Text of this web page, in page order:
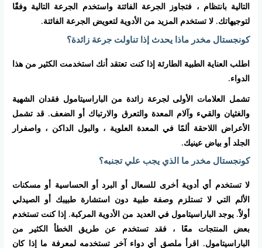
التالية بانتظام ، فتجاوز الجرعة الفائتة واستخدم الجرعة التالية وفقًا
لتوجيهاتك. لا تستخدم المزيد من الأدوية لتعويض الجرعة الفائتة.
كونجستال مخدر ماذا يحدث إذا تناولت جرعة زائدة؟
اطلب العناية الطبية الطارئة إذا كنت تعتقد أنك استخدمت الكثير من هذا
الدواء.
تشمل العلامات الأولى لجرعة زائدة من الباراسيتامول فقدان الشهية
والغثيان والقيء وآلام المعدة والتعرق والارتباك أو الضعف. قد تشمل
الأعراض اللاحقة ألمًا في المعدة العلوية ، والبول الداكن ، واصفرار
الجلد أو بياض عينيك.
كونجستال مخدر ما الذي يجب علي تجنبه؟
لا تستخدم أي أدوية أخرى للسعال أو البرد أو الحساسية أو مسكنات
الألم التي لا تستلزم وصفة طبية دون استشارة طبيبك أو الصيدلي
أولاً. يوجد الباراسيتامول في العديد من الأدوية المركبة. إذا كنت تستخدم
بعض المنتجات معًا ، فقد تستخدم عن طريق الخطأ الكثير من
الباراسيتامول. اقرأ ملصق أي دواء آخر تستخدمه لمعرفة ما إذا كان